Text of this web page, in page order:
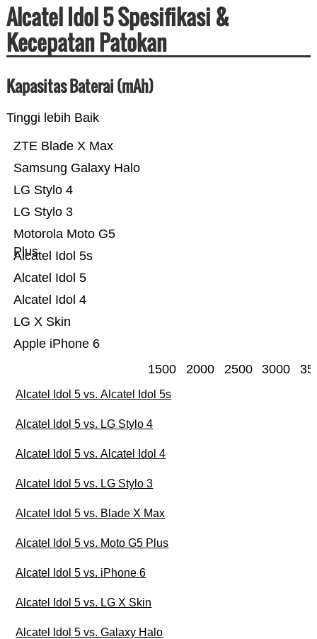
Alcatel Idol 5 Spesifikasi &
Kecepatan Patokan
Kapasitas Baterai (mAh)
Tinggi lebih Baik
Apple iPhone 6
LG X Skin
Alcatel Idol 4
Alcatel Idol 5
Alcatel Idol 5s
Motorola Moto G5
Plus
LG Stylo 3
LG Stylo 4
Samsung Galaxy Halo
ZTE Blade X Max
1500 2000 2500 3000
Alcatel Idol 5 vs. Alcatel Idol 5s
Alcatel Idol 5 vs. LG Stylo 4
Alcatel Idol 5 vs. Alcatel Idol 4
Alcatel Idol 5 vs. LG Stylo 3
Alcatel Idol 5 vs. Blade X Max
Alcatel Idol 5 vs. Moto G5 Plus
Alcatel Idol 5 vs. iPhone 6
Alcatel Idol 5 vs. LG X Skin
Alcatel Idol 5 vs. Galaxy Halo